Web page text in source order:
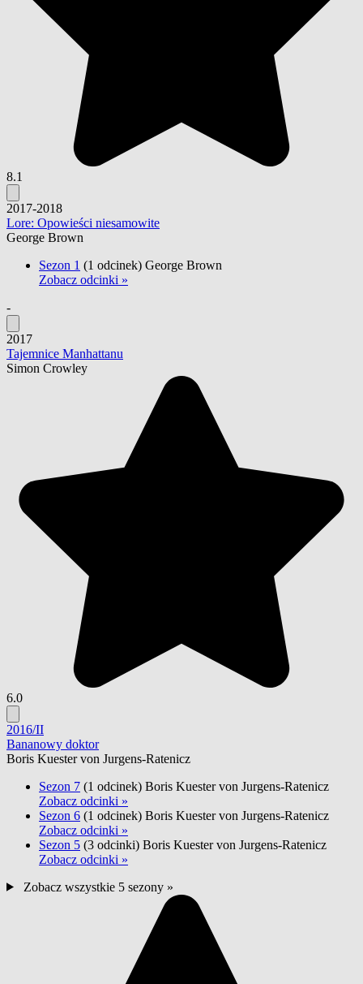
8.1
2017-2018
Lore: Opowieści niesamowite
George Brown
Sezon 1 (1 odcinek) George Brown
Zobacz odcinki »
-
2017
Tajemnice Manhattanu
Simon Crowley
6.0
2016/II
Bananowy doktor
Boris Kuester von Jurgens-Ratenicz
Sezon 7 (1 odcinek) Boris Kuester von Jurgens-Ratenicz
Zobacz odcinki »
Sezon 6 (1 odcinek) Boris Kuester von Jurgens-Ratenicz
Zobacz odcinki »
Sezon 5 (3 odcinki) Boris Kuester von Jurgens-Ratenicz
Zobacz odcinki »
Zobacz wszystkie 5 sezony »